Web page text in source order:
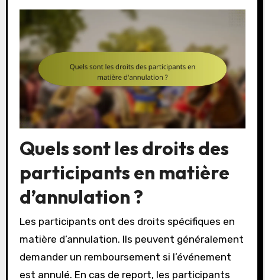
Quels sont les droits des
participants en matière
d’annulation ?
Les participants ont des droits spécifiques en
matière d’annulation. Ils peuvent généralement
demander un remboursement si l’événement
est annulé. En cas de report, les participants